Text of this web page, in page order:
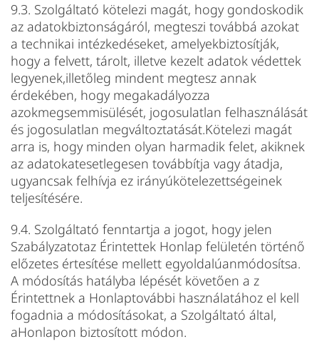
9.3. Szolgáltató kötelezi magát, hogy gondoskodik
az adatokbiztonságáról, megteszi továbbá azokat
a technikai intézkedéseket, amelyekbiztosítják,
hogy a felvett, tárolt, illetve kezelt adatok védettek
legyenek,illetőleg mindent megtesz annak
érdekében, hogy megakadályozza
azokmegsemmisülését, jogosulatlan felhasználását
és jogosulatlan megváltoztatását.Kötelezi magát
arra is, hogy minden olyan harmadik felet, akiknek
az adatokatesetlegesen továbbítja vagy átadja,
ugyancsak felhívja ez irányúkötelezettségeinek
teljesítésére.
9.4. Szolgáltató fenntartja a jogot, hogy jelen
Szabályzatotaz Érintettek Honlap felületén történő
előzetes értesítése mellett egyoldalúanmódosítsa.
A módosítás hatályba lépését követően a z
Érintettnek a Honlaptovábbi használatához el kell
fogadnia a módosításokat, a Szolgáltató által,
aHonlapon biztosított módon.